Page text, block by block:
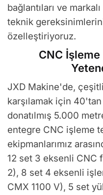
bağlantıları ve
teknik
özelleştiriyoruz.
CNC
JXD Makine'de,
karşılamak için
donatılmış 5.000
entegre CNC işleme
ekipmanlarımız
12 set 3 eksenli CNC
2), 8 set 4 eksenli
CMX 1100 V), 5 set